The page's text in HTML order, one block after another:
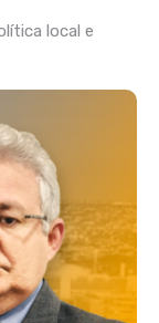
local e